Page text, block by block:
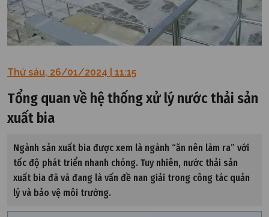
Thứ sáu, 26/01/2024 | 11:15
Tổng quan về hệ thống xử lý nước thải sản
xuất bia
Ngành sản xuất bia được xem là ngành “ăn nên làm ra” với
tốc độ phát triển nhanh chóng. Tuy nhiên, nước thải sản
xuất bia đã và đang là vấn đề nan giải trong công tác quản
lý và bảo vệ môi trường.